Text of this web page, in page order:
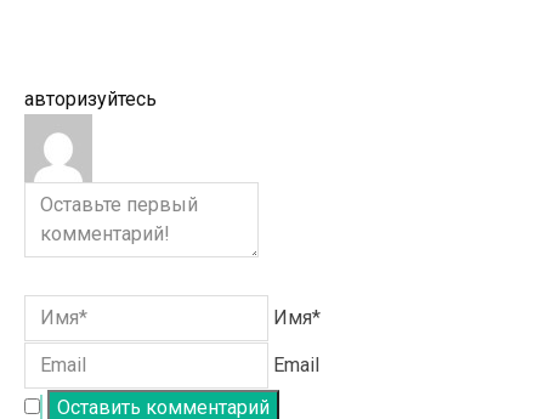
авторизуйтесь
Имя*
Email